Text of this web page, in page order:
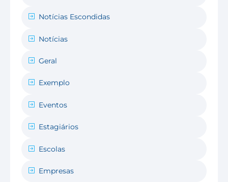
Notícias Escondidas
Notícias
Geral
Exemplo
Eventos
Estagiários
Escolas
Empresas